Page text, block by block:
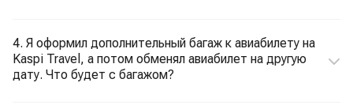
4. Я оформил дополнительный багаж к авиабилету на
Kaspi Travel, а потом обменял авиабилет на другую
дату. Что будет с багажом?